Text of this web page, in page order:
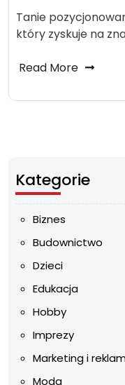
Tanie
który zyskuje na
Read More
Kategorie
Biznes
Budownictwo
Dzieci
Edukacja
Hobby
Imprezy
Marketing i
Moda